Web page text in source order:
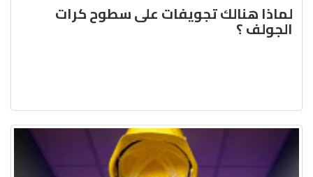
لماذا هنالك تجويفات على سطوح كرات
الجولف ؟